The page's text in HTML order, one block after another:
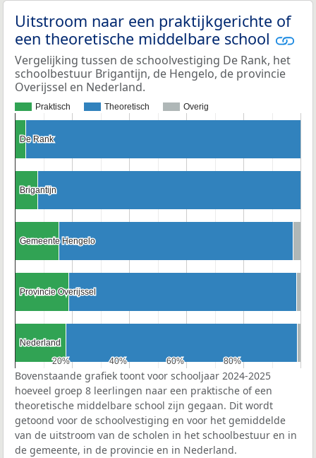
Uitstroom naar een praktijkgerichte of
een theoretische middelbare school
Vergelijking tussen de schoolvestiging De Rank, het
schoolbestuur Brigantijn, de Hengelo, de provincie
Overijssel en Nederland.
Praktisch Theoretisch Overig
20%
20% 40%
40% 60%
60% 80%
80%
De Rank
De Rank
Brigantijn
Brigantijn
Gemeente Hengelo
Gemeente Hengelo
Provincie Overijssel
Provincie Overijssel
Nederland
Nederland
Bovenstaande grafiek toont voor schooljaar 2024-2025
hoeveel groep 8 leerlingen naar een praktische of een
theoretische middelbare school zijn gegaan. Dit wordt
getoond voor de schoolvestiging en voor het gemiddelde
van de uitstroom van de scholen in het schoolbestuur en in
de gemeente, in de provincie en in Nederland.